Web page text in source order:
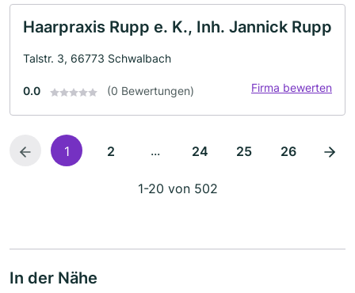
Haarpraxis Rupp e. K., Inh. Jannick Rupp
Talstr. 3, 66773 Schwalbach
0.0 (0 Bewertungen) Firma bewerten
1 2 ... 24 25 26
1-20 von 502
In der Nähe